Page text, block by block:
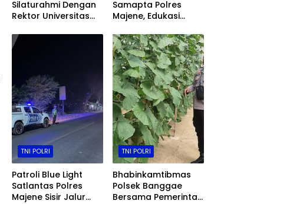
Silaturahmi Dengan
Rektor Universitas
Perkuat Sinergi Polri
Dan Perguruan
Samapta Polres
Majene, Edukasi
Rasa Aman Kepada
Warga
TNI POLRI
Patroli Blue Light
Satlantas Polres
Majene Sisir Jalur
TNI POLRI
Bhabinkamtibmas
Polsek Banggae
Bersama Pemerintah